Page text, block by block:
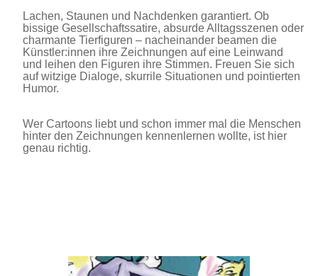
Lachen, Staunen und Nachdenken garantiert. Ob
bissige Gesellschaftssatire, absurde Alltagsszenen oder
charmante Tierfiguren – nacheinander beamen die
Künstler:innen ihre Zeichnungen auf eine Leinwand
und leihen den Figuren ihre Stimmen. Freuen Sie sich
auf witzige Dialoge, skurrile Situationen und pointierten
Humor.
Wer Cartoons liebt und schon immer mal die Menschen
hinter den Zeichnungen kennenlernen wollte, ist hier
genau richtig.